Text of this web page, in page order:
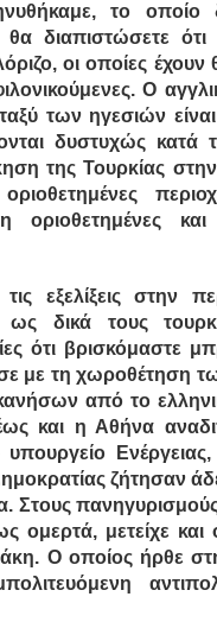
το οποίο
διαπιστώσετε
οι οποίες έχουν
Ο
των ηγεσιών
δυστυχώς κατά
της Τουρκίας
και
εξελίξεις στην
δικά τους
ότι βρισκόμαστε
με τη χωροθέτηση
από το
και η Αθήνα
Ενέργειας,
ζήτησαν
Στους
ομερτά, μετείχε και
Ο οποίος ήρθε